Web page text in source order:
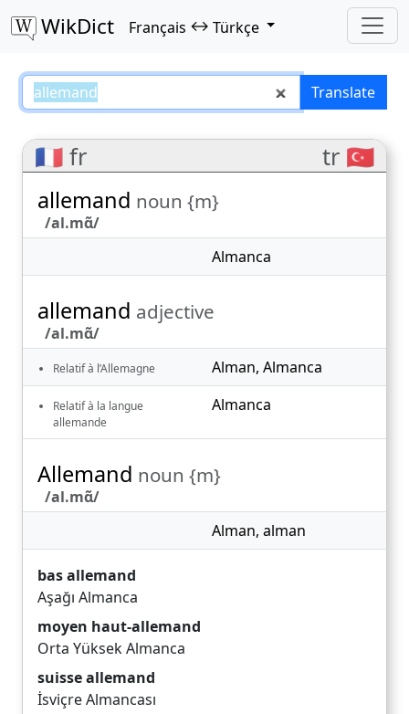
WikDict Français ↔ Türkçe
allemand – Français–Türkçe
Translate
🇫🇷 fr tr 🇹🇷
allemand noun {m}
/al.mɑ̃/
Almanca
allemand adjective
/al.mɑ̃/
Relatif à l’Allemagne Alman, Almanca
Relatif à la langue
allemande
Almanca
Allemand noun {m}
/al.mɑ̃/
Alman, alman
bas allemand
Aşağı Almanca
moyen haut-allemand
Orta Yüksek Almanca
suisse allemand
İsviçre Almancası